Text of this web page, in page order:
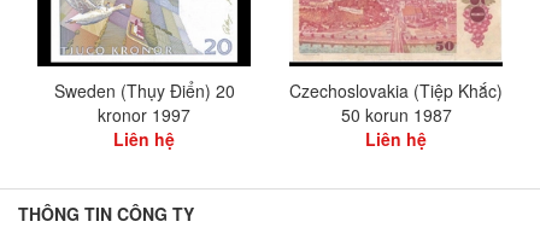
Sweden (Thụy Điển) 20
kronor 1997
Liên hệ
Czechoslovakia (Tiệp Khắc)
50 korun 1987
Liên hệ
THÔNG TIN CÔNG TY